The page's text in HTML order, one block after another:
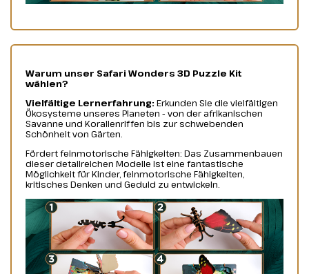
Warum unser Safari Wonders 3D Puzzle Kit
wählen?
Vielfältige Lernerfahrung: Erkunden Sie die vielfältigen
Ökosysteme unseres Planeten - von der afrikanischen
Savanne und Korallenriffen bis zur schwebenden
Schönheit von Gärten.
Fördert feinmotorische Fähigkeiten: Das Zusammenbauen
dieser detailreichen Modelle ist eine fantastische
Möglichkeit für Kinder, feinmotorische Fähigkeiten,
kritisches Denken und Geduld zu entwickeln.